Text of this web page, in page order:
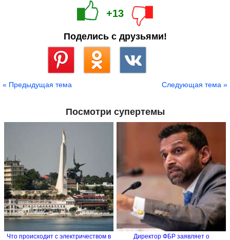
+13
Поделись с друзьями!
« Предыдущая тема Следующая тема »
Посмотри супертемы
Что происходит с электричеством в
Директор ФБР заявляет о